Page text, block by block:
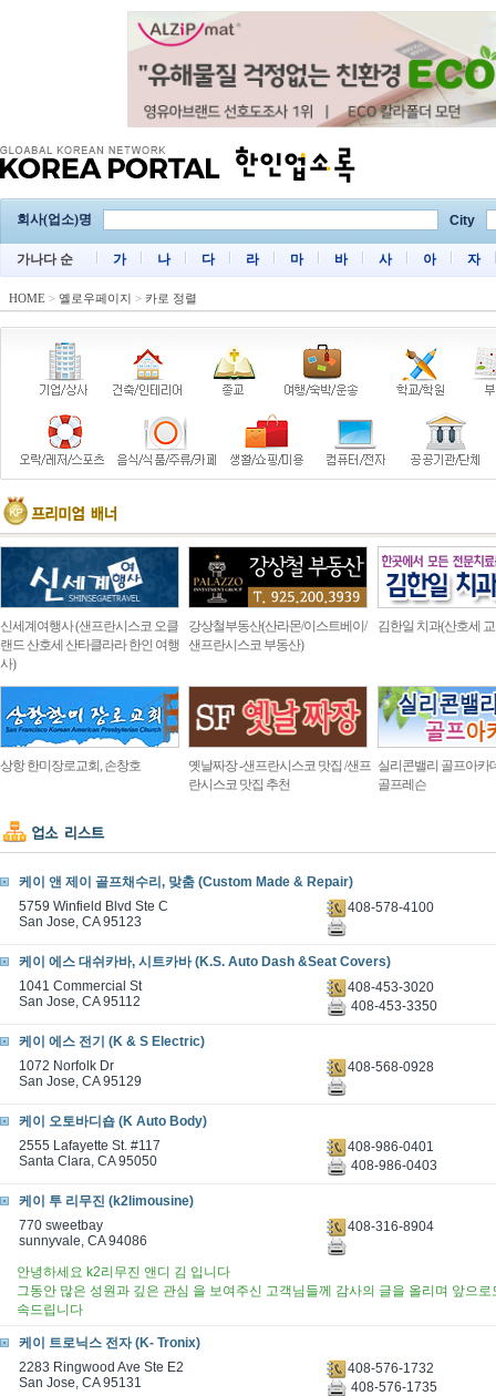
회사(업소)명 City
가나다 순 가 나 다 라 마 바 사 아 자
HOME > 옐로우페이지 > 카로 정렬
신세계여행사 (샌프란시스코 오클
랜드 산호세 산타클라라 한인 여행
사)
강상철부동산(산라몬/이스트베이/
샌프란시스코 부동산)
김한일 치과(산호세
상항 한미장로교회, 손창호
옛날짜장 -샌프란시스코 맛집 /샌프
란시스코 맛집 추천
실리콘밸리 골프아카
골프레슨
케이 앤 제이 골프채수리, 맞춤 (Custom Made & Repair)
5759 Winfield Blvd Ste C
San Jose, CA 95123
408-578-4100
케이 에스 대쉬카바, 시트카바 (K.S. Auto Dash &Seat Covers)
1041 Commercial St
San Jose, CA 95112
408-453-3020
408-453-3350
케이 에스 전기 (K & S Electric)
1072 Norfolk Dr
San Jose, CA 95129
408-568-0928
케이 오토바디숍 (K Auto Body)
2555 Lafayette St. #117
Santa Clara, CA 95050
408-986-0401
408-986-0403
케이 투 리무진 (k2limousine)
770 sweetbay
sunnyvale, CA 94086
408-316-8904
안녕하세요 k2리무진 앤디 김 입니다
그동안 많은 성원과 깊은 관심 을 보여주신 고객님들께 감사의 글을 올리며 앞으
속드립니다
케이 트로닉스 전자 (K- Tronix)
2283 Ringwood Ave Ste E2
San Jose, CA 95131
408-576-1732
408-576-1735